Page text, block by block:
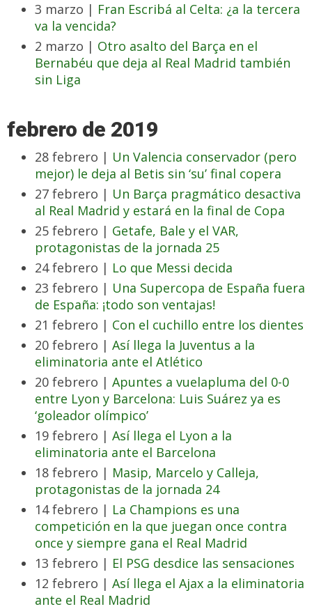
3 marzo | Fran Escribá al Celta: ¿a la tercera
va la vencida?
2 marzo | Otro asalto del Barça en el
Bernabéu que deja al Real Madrid también
sin Liga
febrero de 2019
28 febrero | Un Valencia conservador (pero
mejor) le deja al Betis sin ‘su’ final copera
27 febrero | Un Barça pragmático desactiva
al Real Madrid y estará en la final de Copa
25 febrero | Getafe, Bale y el VAR,
protagonistas de la jornada 25
24 febrero | Lo que Messi decida
23 febrero | Una Supercopa de España fuera
de España: ¡todo son ventajas!
21 febrero | Con el cuchillo entre los dientes
20 febrero | Así llega la Juventus a la
eliminatoria ante el Atlético
20 febrero | Apuntes a vuelapluma del 0-0
entre Lyon y Barcelona: Luis Suárez ya es
‘goleador olímpico’
19 febrero | Así llega el Lyon a la
eliminatoria ante el Barcelona
18 febrero | Masip, Marcelo y Calleja,
protagonistas de la jornada 24
14 febrero | La Champions es una
competición en la que juegan once contra
once y siempre gana el Real Madrid
13 febrero | El PSG desdice las sensaciones
12 febrero | Así llega el Ajax a la eliminatoria
ante el Real Madrid